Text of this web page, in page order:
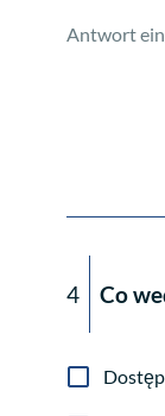
4 Co